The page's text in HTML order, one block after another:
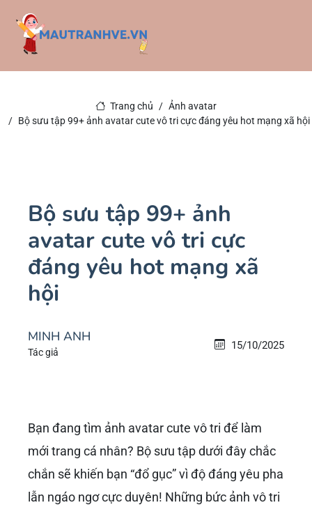
Trang chủ
Ảnh avatar
Bộ sưu tập 99+ ảnh avatar cute vô tri cực đáng yêu hot mạng xã hội
Bộ sưu tập 99+ ảnh
avatar cute vô tri cực
đáng yêu hot mạng xã
hội
MINH ANH
Tác giả
15/10/2025
Bạn đang tìm ảnh avatar cute vô tri để làm
mới trang cá nhân? Bộ sưu tập dưới đây chắc
chắn sẽ khiến bạn “đổ gục” vì độ đáng yêu pha
lẫn ngáo ngơ cực duyên! Những bức ảnh vô tri